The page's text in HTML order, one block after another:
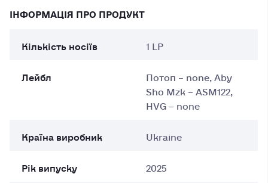
ІНФОРМАЦІЯ ПРО ПРОДУКТ
Кількість носіїв
1 LP
Лейбл
Потоп – none, Aby
Sho Mzk – ASM122,
HVG – none
Країна виробник
Ukraine
Рік випуску
2025